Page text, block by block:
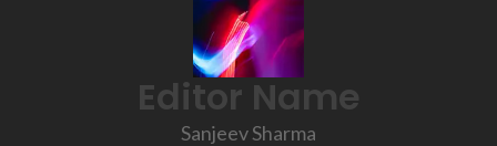
Editor Name
Sanjeev Sharma